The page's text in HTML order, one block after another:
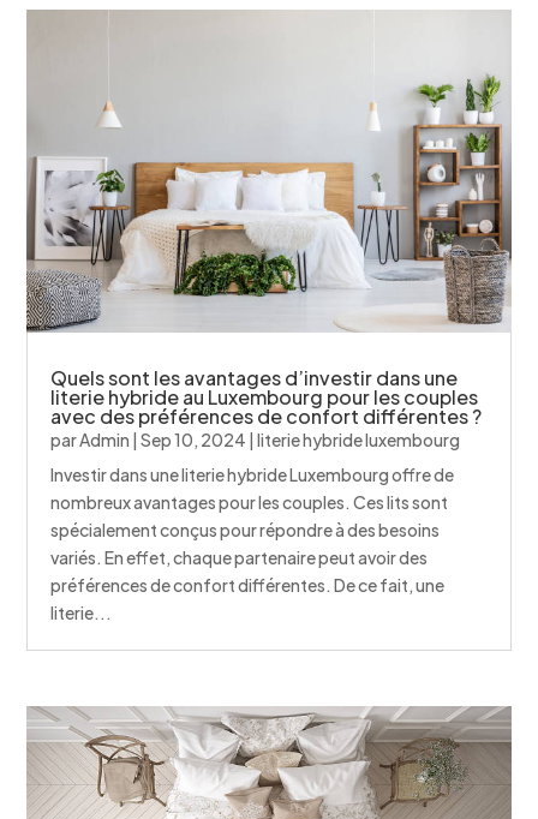
Quels sont les avantages d’investir dans une
literie hybride au Luxembourg pour les couples
avec des préférences de confort différentes ?
parAdmin |Sep 10, 2024 |literie hybride luxembourg
Investir dans une literie hybride Luxembourg offre de
nombreux avantages pour les couples. Ces lits sont
spécialement conçus pour répondre à des besoins
variés. En effet, chaque partenaire peut avoir des
préférences de confort différentes. De ce fait, une
literie...